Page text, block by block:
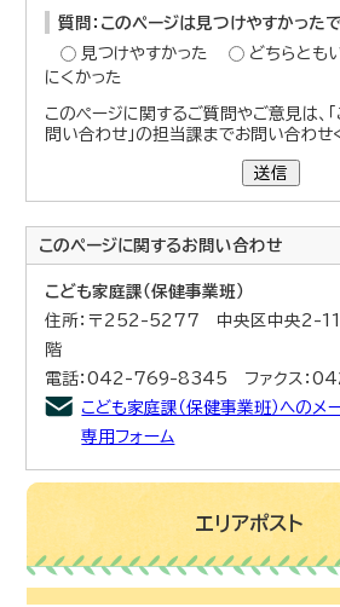
質問：このページは見つけやすかった
見つけやすかった
どちらとも
にくかった
このページに関するご質問やご意見は、
問い合わせ」の担当課までお問い合わせ
送信
このページに関するお問い合わせ
こども家庭課（保健事業班）
住所：〒252-5277 中央区中央2-
階
電話：042-769-8345 ファクス：
こども家庭課（保健事業班）へのメ
専用フォーム
エリアポスト